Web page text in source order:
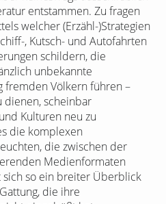
entstammen. Zu fragen
welcher (Erzähl-)Strategien
, Kutsch- und Autofahrten
schildern, die
unbekannte
fremden Völkern führen –
dienen, scheinbar
Kulturen neu zu
die komplexen
die zwischen der
Medienformaten
sich so ein breiter Überblick
die ihre